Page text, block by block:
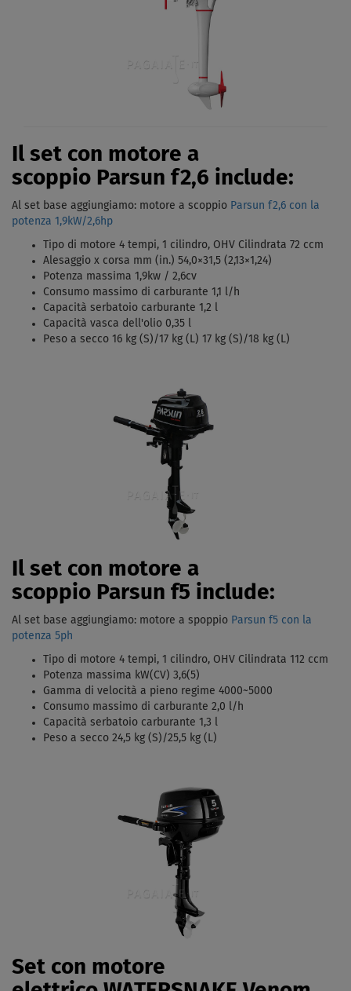
Il set con motore a
scoppio Parsun f2,6 include:
Al set base aggiungiamo: motore a scoppio Parsun f2,6 con la
potenza 1,9kW/2,6hp
Tipo di motore 4 tempi, 1 cilindro, OHV Cilindrata 72 ccm
Alesaggio x corsa mm (in.) 54,0×31,5 (2,13×1,24)
Potenza massima 1,9kw / 2,6cv
Consumo massimo di carburante 1,1 l/h
Capacità serbatoio carburante 1,2 l
Capacità vasca dell'olio 0,35 l
Peso a secco 16 kg (S)/17 kg (L) 17 kg (S)/18 kg (L)
Il set con motore a
scoppio Parsun f5 include:
Al set base aggiungiamo: motore a spoppio Parsun f5 con la
potenza 5ph
Tipo di motore 4 tempi, 1 cilindro, OHV Cilindrata 112 ccm
Potenza massima kW(CV) 3,6(5)
Gamma di velocità a pieno regime 4000~5000
Consumo massimo di carburante 2,0 l/h
Capacità serbatoio carburante 1,3 l
Peso a secco 24,5 kg (S)/25,5 kg (L)
Set con motore